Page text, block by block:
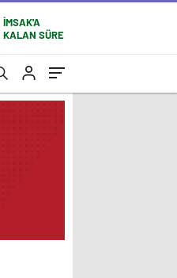
İMSAK'A
KALAN SÜRE